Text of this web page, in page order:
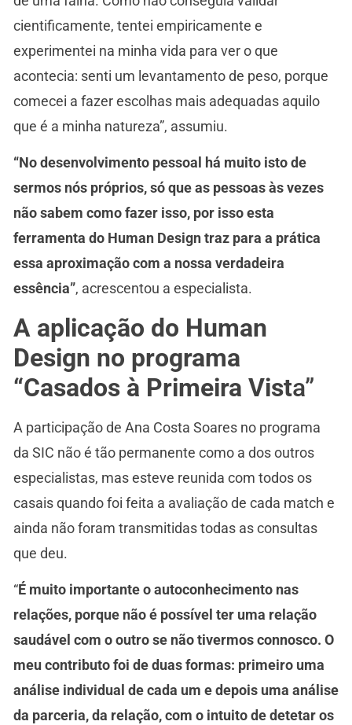
cientificamente, tentei empiricamente e
experimentei na minha vida para ver o que
acontecia: senti um levantamento de peso, porque
comecei a fazer escolhas mais adequadas aquilo
que é a minha natureza”, assumiu.
“No desenvolvimento pessoal há muito isto de
sermos nós próprios, só que as pessoas às vezes
não sabem como fazer isso, por isso esta
ferramenta do Human Design traz para a prática
essa aproximação com a nossa verdadeira
essência”, acrescentou a especialista.
A aplicação do Human
Design no programa
“Casados à Primeira Vista”
A participação de Ana Costa Soares no programa
da SIC não é tão permanente como a dos outros
especialistas, mas esteve reunida com todos os
casais quando foi feita a avaliação de cada match e
ainda não foram transmitidas todas as consultas
que deu.
“É muito importante o autoconhecimento nas
relações, porque não é possível ter uma relação
saudável com o outro se não tivermos connosco. O
meu contributo foi de duas formas: primeiro uma
análise individual de cada um e depois uma análise
da parceria, da relação, com o intuito de detetar os